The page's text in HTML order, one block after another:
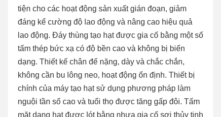
tiện cho các hoạt động sản xuất gián đoạn, giảm
đáng kể cường độ lao động và nâng cao hiệu quả
lao động. Đáy thùng tạo hạt được gia cố bằng một số
tấm thép bức xạ có độ bền cao và không bị biến
dạng. Thiết kế chân đế nặng, dày và chắc chắn,
không cần bu lông neo, hoạt động ổn định. Thiết bị
chính của máy tạo hạt sử dụng phương pháp làm
nguội tần số cao và tuổi thọ được tăng gấp đôi. Tấm
mặt dạng hạt được lót bằng nhựa gia cố sợi thủy tinh